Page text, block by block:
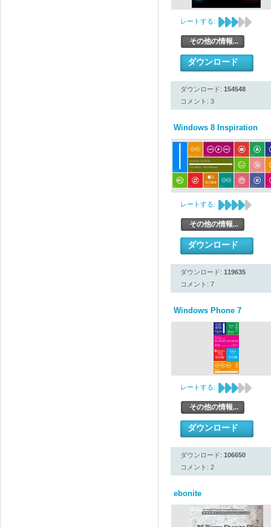
レートする:
その他の情報...
ダウンロード
ダウンロード: 154548
コメント: 3
Windows 8 Inspiration
レートする:
その他の情報...
ダウンロード
ダウンロード: 119635
コメント: 7
Windows Phone 7
レートする:
その他の情報...
ダウンロード
ダウンロード: 106650
コメント: 2
ebonite